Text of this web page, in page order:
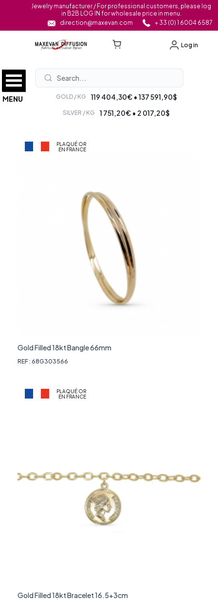
Jewelry manufacturer / For professional customers, please log
in B2B LOG IN for wholesale price in menu.
direction@maxevan.com
+ 33 (0) 1 6004 6587
Log in
GOLD / KG 119 404,30€ • 137 591,90$
SILVER / KG 1 751,20€ • 2 017,20$
MENU
PLAQUÉ OR
EN FRANCE
Gold Filled 18kt Bangle 66mm
REF : 68G303566
PLAQUÉ OR
EN FRANCE
Gold Filled 18kt Bracelet 16.5+3cm